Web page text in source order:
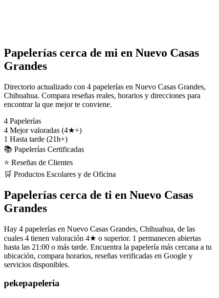
Papelerías cerca de mi en Nuevo Casas
Grandes
Directorio actualizado con 4 papelerías en Nuevo Casas Grandes,
Chihuahua. Compara reseñas reales, horarios y direcciones para
encontrar la que mejor te conviene.
4 Papelerías
4 Mejor valoradas (4★+)
1 Hasta tarde (21h+)
📚 Papelerías Certificadas
⭐ Reseñas de Clientes
🛒 Productos Escolares y de Oficina
Papelerías cerca de ti en Nuevo Casas
Grandes
Hay 4 papelerías en Nuevo Casas Grandes, Chihuahua, de las
cuales 4 tienen valoración 4★ o superior. 1 permanecen abiertas
hasta las 21:00 o más tarde. Encuentra la papelería más cercana a tu
ubicación, compara horarios, reseñas verificadas en Google y
servicios disponibles.
pekepapeleria